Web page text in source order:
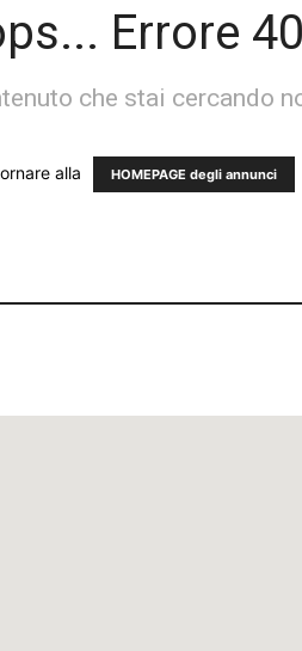
Errore
che stai cercando
alla HOMEPAGE degli annunci